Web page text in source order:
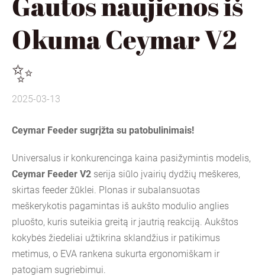
Okuma Ceymar V2
✨
2025-03-13
Ceymar Feeder sugrįžta su patobulinimais!
Universalus ir konkurencinga kaina pasižymintis modelis,
Ceymar Feeder V2 serija siūlo įvairių dydžių meškeres,
skirtas feeder žūklei. Plonas ir subalansuotas
meškerykotis pagamintas iš aukšto modulio anglies
pluošto, kuris suteikia greitą ir jautrią reakciją. Aukštos
kokybės žiedeliai užtikrina sklandžius ir patikimus
metimus, o EVA rankena sukurta ergonomiškam ir
patogiam sugriebimui.